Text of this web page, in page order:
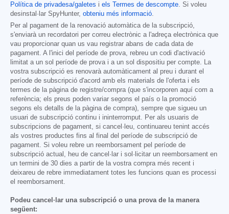
Política de privadesa/galetes i els Termes de descompte. Si voleu
desinstal·lar SpyHunter, obteniu més informació.
Per al pagament de la renovació automàtica de la subscripció,
s'enviarà un recordatori per correu electrònic a l'adreça electrònica que
vau proporcionar quan us vau registrar abans de cada data de
pagament. A l'inici del període de prova, rebreu un codi d'activació
limitat a un sol període de prova i a un sol dispositiu per compte. La
vostra subscripció es renovarà automàticament al preu i durant el
període de subscripció d'acord amb els materials de l'oferta i els
termes de la pàgina de registre/compra (que s'incorporen aquí com a
referència; els preus poden variar segons el país o la promoció
segons els detalls de la pàgina de compra), sempre que sigueu un
usuari de subscripció continu i ininterromput. Per als usuaris de
subscripcions de pagament, si cancel·leu, continuareu tenint accés
als vostres productes fins al final del període de subscripció de
pagament. Si voleu rebre un reemborsament pel període de
subscripció actual, heu de cancel·lar i sol·licitar un reemborsament en
un termini de 30 dies a partir de la vostra compra més recent i
deixareu de rebre immediatament totes les funcions quan es processi
el reemborsament.
Podeu cancel·lar una subscripció o una prova de la manera
següent: